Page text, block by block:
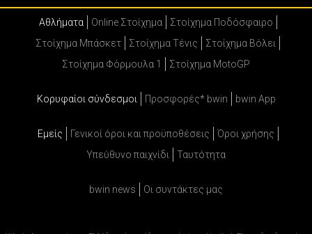
Αθλήματα Online Στοίχημα
Στοίχημα Ποδόσφαιρο
Στοίχημα Μπάσκετ
Στοίχημα Τένις
Στοίχημα Βόλει
Στοίχημα Φόρμουλα 1
Στοίχημα MotoGP
Κορυφαίοι σύνδεσμοι Προσφορές* bwin bwin App
Εμείς Γενικοί όροι και προϋποθέσεις
Όροι χρήσης
Υπεύθυνο παιχνίδι
Ταυτότητα
bwin news Oι συντάκτες μας